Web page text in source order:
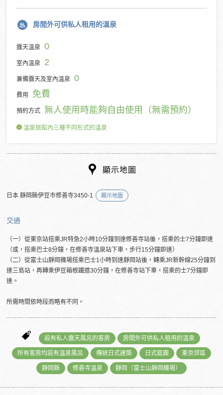
房間外可供私人租用的溫泉
露天溫泉 0
室內溫泉 2
兼備露天及室內溫泉 0
費用 免費
預約方式 無人使用時能夠自由使用（無需預約）
溫泉旅館內三種不同形式的溫泉
顯示地圖
日本 靜岡縣伊豆市修善寺3450-1 顯示地圖
交通
（一）從東京站搭乘JR特急2小時10分鐘到達修善寺站後，搭乘的士7分鐘即達
（或，搭乘巴士8分鐘，在修善寺溫泉站下車，步行15分鐘即達）
（二）從富士山靜岡機場搭乘巴士1小時到達靜岡站後，轉乘JR新幹線25分鐘到
達三島站，再轉乘伊豆箱根鐵道30分鐘，在修善寺站下車，搭乘的士7分鐘即
達。
所需時間依時段而略有不同。
設有私人露天風呂的客房 房間外可供私人租用的溫泉
所有客房均設有溫泉風呂 傳統日式建築 日式庭園 東京郊區
靜岡縣 修善寺溫泉 靜岡（富士山靜岡機場）